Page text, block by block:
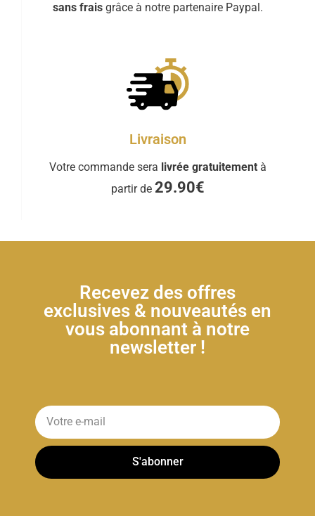
sans frais grâce à notre partenaire Paypal.
Livraison
Votre commande sera livrée gratuitement à
partir de 29.90€
Recevez des offres
exclusives & nouveautés en
vous abonnant à notre
newsletter !
S'abonner